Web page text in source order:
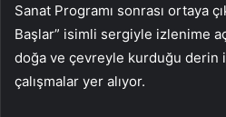
Sanat Programı sonrası ortaya
Başlar” isimli sergiyle izlenime
doğa ve çevreyle kurduğu derin
çalışmalar yer alıyor.